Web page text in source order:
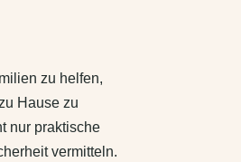
zu helfen,
Hause zu
nur praktische
vermitteln.